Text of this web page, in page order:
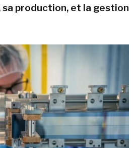
production, et la gestion